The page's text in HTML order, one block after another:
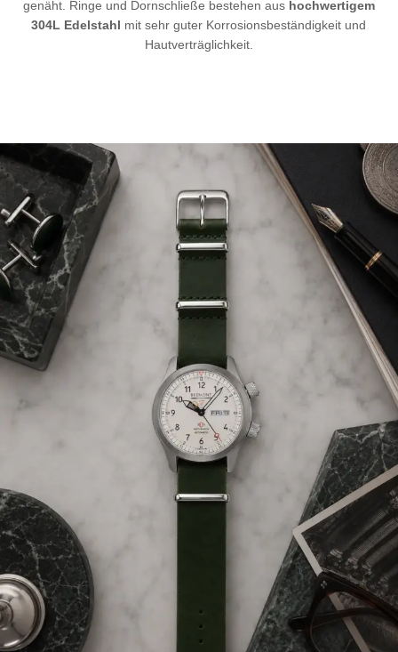
genäht. Ringe und Dornschließe bestehen aus hochwertigem
304L Edelstahl mit sehr guter Korrosionsbeständigkeit und
Hautverträglichkeit.